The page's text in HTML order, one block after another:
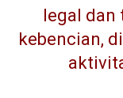
legal dan
kebencian,